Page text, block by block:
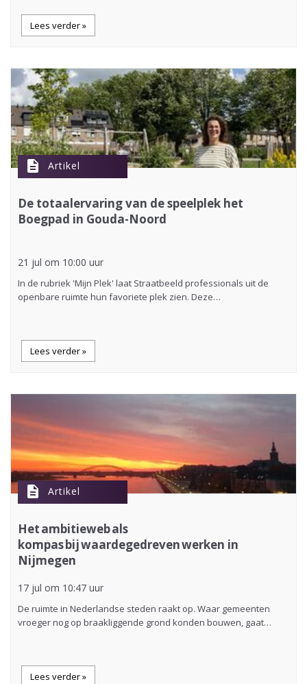
Lees verder »
description Artikel
De totaalervaring van de speelplek het
Boegpad in Gouda-Noord
21 jul om 10:00 uur
In de rubriek 'Mijn Plek' laat Straatbeeld professionals uit de
openbare ruimte hun favoriete plek zien. Deze…
Lees verder »
description Artikel
Het ambitieweb als
kompas bij waardegedreven werken in
Nijmegen
17 jul om 10:47 uur
De ruimte in Nederlandse steden raakt op. Waar gemeenten
vroeger nog op braakliggende grond konden bouwen, gaat…
Lees verder »